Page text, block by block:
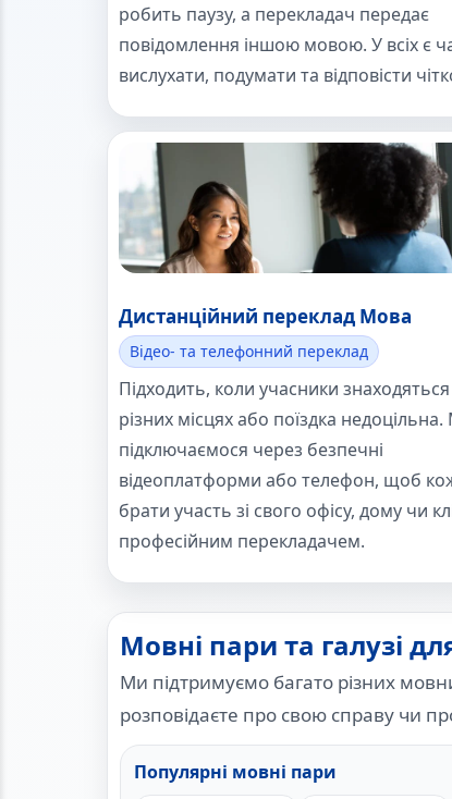
робить паузу, а перекладач передає
повідомлення іншою мовою. У всіх є
вислухати, подумати та відповісти
Дистанційний переклад Мова
Відео- та телефонний переклад
Підходить, коли учасники
різних місцях або поїздка
підключаємося через безпечні
відеоплатформи або телефон, щоб
брати участь зі свого офісу, дому чи
професійним перекладачем.
Мовні пари та галузі
Ми підтримуємо багато різних
розповідаєте про свою справу чи
Популярні мовні пари